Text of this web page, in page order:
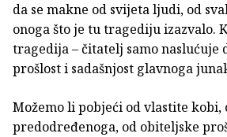
da se makne od svijeta ljudi, od
onoga što je tu tragediju izazvalo.
tragedija – čitatelj samo naslućuje
prošlost i sadašnjost glavnoga
Možemo li pobjeći od vlastite kobi,
predodređenoga, od obiteljske